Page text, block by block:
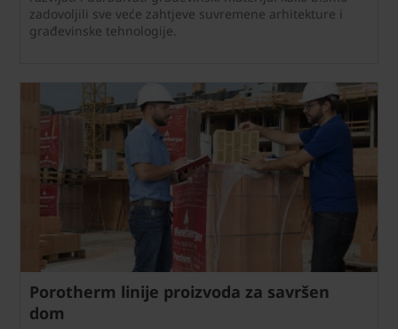
zadovoljili sve veće zahtjeve suvremene arhitekture i
građevinske tehnologije.
Porotherm linije proizvoda za savršen
dom